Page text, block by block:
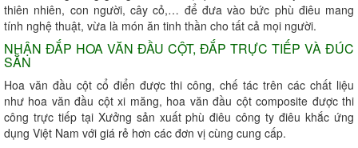
thiên nhiên, con người, cây cỏ,… để đưa vào bức phù điêu mang
tính nghệ thuật, vừa là món ăn tinh thần cho tất cả mọi người.
NHẬN ĐẮP HOA VĂN ĐẦU CỘT, ĐẮP TRỰC TIẾP VÀ ĐÚC
SẴN
Hoa văn đầu cột cổ điển được thi công, chế tác trên các chất liệu
như hoa văn đầu cột xi măng, hoa văn đầu cột composite được thi
công trực tiếp tại Xưởng sản xuất phù điêu công ty điêu khắc ứng
dụng Việt Nam với giá rẻ hơn các đơn vị cùng cung cấp.